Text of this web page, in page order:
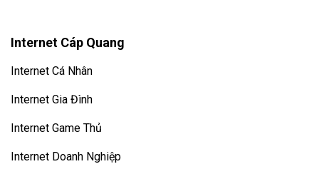
Internet Cáp Quang
Internet Cá Nhân
Internet Gia Đình
Internet Game Thủ
Internet Doanh Nghiệp